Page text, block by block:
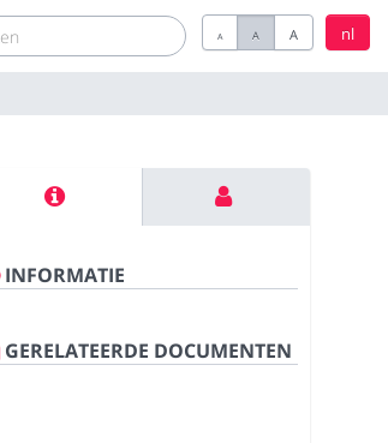
nl
A A A
INFORMATIE
GERELATEERDE DOCUMENTEN